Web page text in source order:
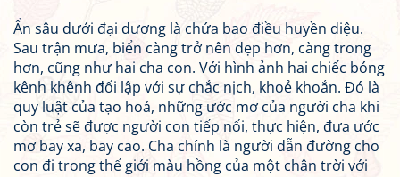
Ẩn sâu dưới đại dương là chứa bao điều huyền diệu.
Sau trận mưa, biển càng trở nên đẹp hơn, càng trong
hơn, cũng như hai cha con. Với hình ảnh hai chiếc bóng
kênh khênh đối lập với sự chắc nịch, khoẻ khoắn. Đó là
quy luật của tạo hoá, những ước mơ của người cha khi
còn trẻ sẽ được người con tiếp nối, thực hiện, đưa ước
mơ bay xa, bay cao. Cha chính là người dẫn đường cho
con đi trong thế giới màu hồng của một chân trời với